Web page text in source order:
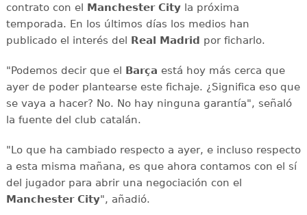
contrato con el Manchester Cityla próxima
temporada. En los últimos días los medios han
publicado el interés del Real Madrid por ficharlo.
"Podemos decir que el Barça está hoy más cerca que
ayer de poder plantearse este fichaje. ¿Significa eso que
se vaya a hacer? No. No hay ninguna garantía", señaló
la fuente del club catalán.
"Lo que ha cambiado respecto a ayer, e incluso respecto
a esta misma mañana, es que ahora contamos con el sí
del jugador para abrir una negociación con el
Manchester City", añadió.